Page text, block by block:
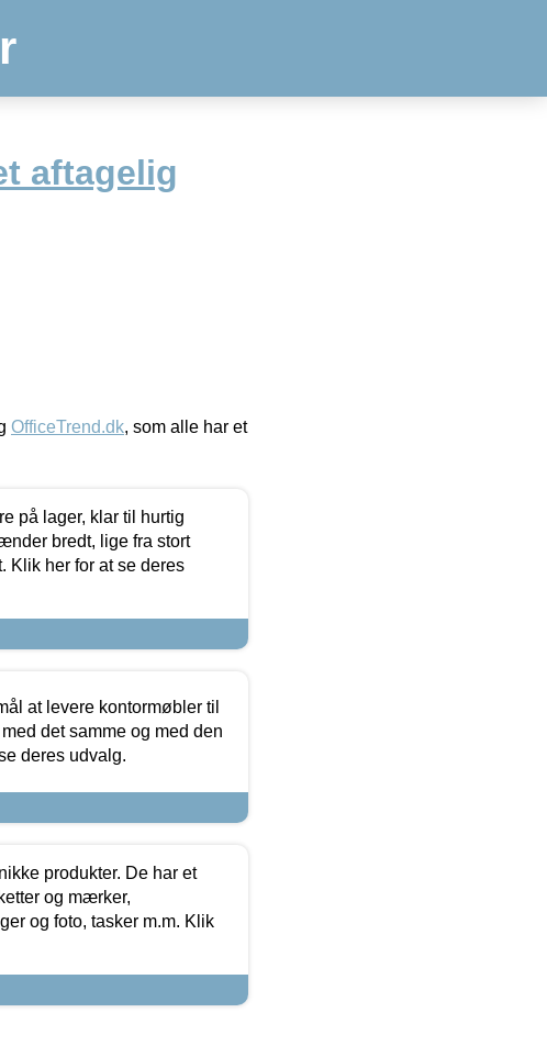
aftagelig
OfficeTrend.dk, som alle har et
på lager, klar til hurtig
bredt, lige fra stort
Klik her for at se deres
at levere kontormøbler til
det samme og med den
deres udvalg.
produkter. De har et
og mærker,
og foto, tasker m.m. Klik